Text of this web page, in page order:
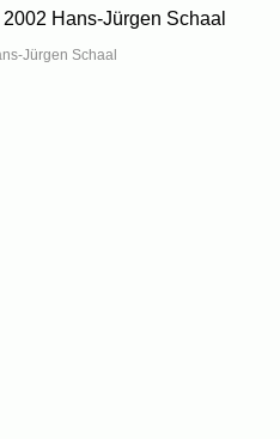
Hans-Jürgen Schaal
Jürgen Schaal